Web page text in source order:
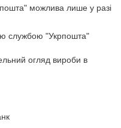
можлива лише у разі
службою "Укрпошта"
огляд вироби в